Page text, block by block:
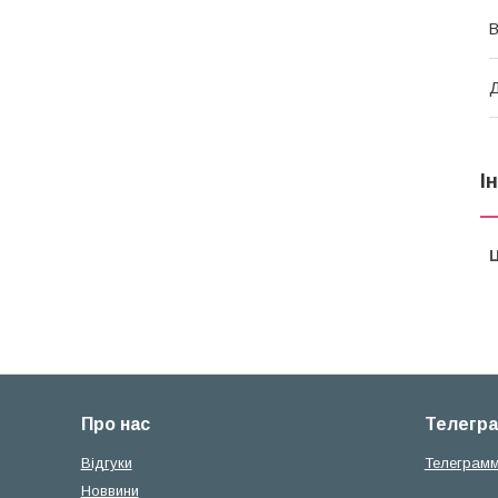
Про нас
Вiдгуки
Новвини
Телеграмм